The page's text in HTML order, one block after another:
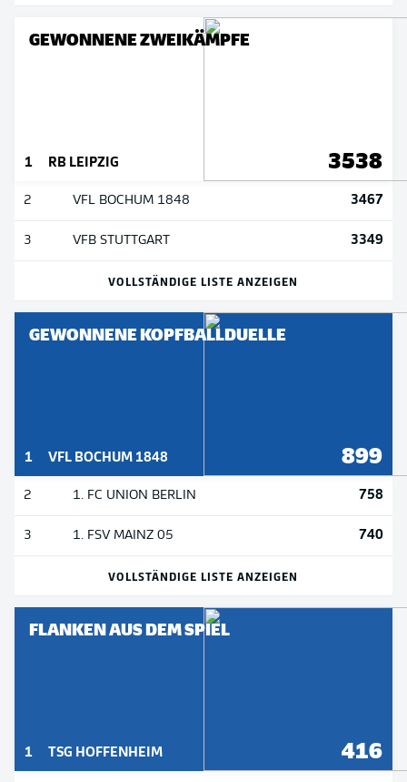
GEWONNENE ZWEIKÄMPFE
1 RB LEIPZIG 3538
2 VFL BOCHUM 1848 3467
3 VFB STUTTGART 3349
VOLLSTÄNDIGE LISTE ANZEIGEN
GEWONNENE KOPFBALLDUELLE
1 VFL BOCHUM 1848 899
2 1. FC UNION BERLIN 758
3 1. FSV MAINZ 05 740
VOLLSTÄNDIGE LISTE ANZEIGEN
FLANKEN AUS DEM SPIEL
1 TSG HOFFENHEIM 416